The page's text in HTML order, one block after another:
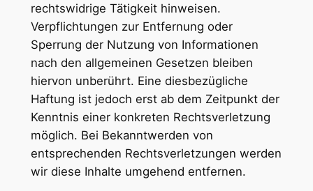
rechtswidrige Tätigkeit hinweisen.
Verpflichtungen zur Entfernung oder
Sperrung der Nutzung von Informationen
nach den allgemeinen Gesetzen bleiben
hiervon unberührt. Eine diesbezügliche
Haftung ist jedoch erst ab dem Zeitpunkt der
Kenntnis einer konkreten Rechtsverletzung
möglich. Bei Bekanntwerden von
entsprechenden Rechtsverletzungen werden
wir diese Inhalte umgehend entfernen.